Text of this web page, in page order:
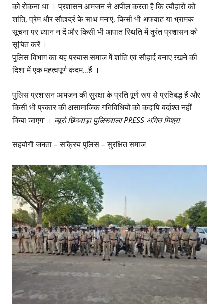
को रोकना था । प्रशासन आमजन से अपील करता हैं कि त्यौहारो को
शांति, प्रेम और सौहार्द्र के साथ मनाएं, किसी भी अफवाह या भ्रामक
सूचना पर ध्यान न दें और किसी भी आपात स्थिति में तुरंत प्रशासन को
सूचित करें ।
पुलिस विभाग का यह प्रयास समाज में शांति एवं सौहार्द बनाए रखने की
दिशा में एक महत्वपूर्ण कदम…हैं ।
पुलिस प्रशासन आमजन की सुरक्षा के प्रति पूर्ण रूप से प्रतिबद्ध हैं और
किसी भी प्रकार की असामाजिक गतिविधियों को कदापि बर्दाश्त नहीं
किया जाएगा । ब्यूरो छिंदवाड़ा पुलिसवाला PRESS अमित मिश्रा
सहयोगीजनता–सक्रियपुलिस–सुरक्षितसमाज